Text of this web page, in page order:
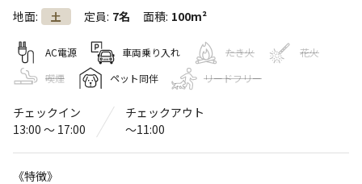
地面: 土 定員: 7名 面積: 100m²
AC電源 車両乗り入れ たき火
花火
喫煙
ペット同伴 リードフリー
チェックイン
13:00 〜 17:00
チェックアウト
〜11:00
《特徴》
KURUMAYAMA CAMP SKY FIELD
〒391-0301 長野県茅野市北山３４１３-３３４
Googleマップで見る
灰捨て場